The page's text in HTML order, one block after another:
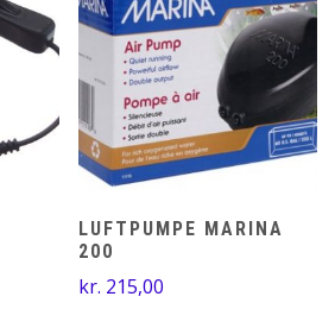
LUFTPUMPE MARINA
200
kr. 215,00